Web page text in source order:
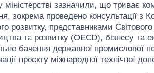
міністерстві зазначили, що триває
зокрема проведено консультації з
розвитку, представниками Світового
та розвитку (OECD), бізнесу
бачення державної промислової
проєкту міжнародної технічної